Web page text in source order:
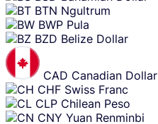
BTN Ngultrum
BWP Pula
BZD Belize Dollar
CAD Canadian Dollar
CHF Swiss Franc
CLP Chilean Peso
CNY Yuan Renminbi